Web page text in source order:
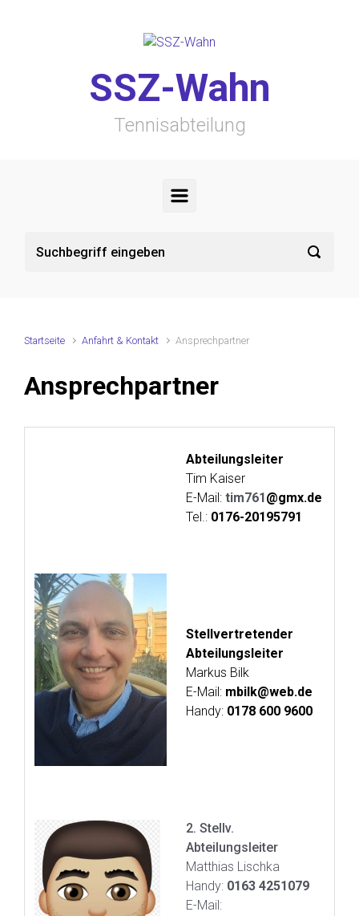
SSZ-Wahn
Tennisabteilung
Startseite Anfahrt & Kontakt Ansprechpartner
Ansprechpartner
Abteilungsleiter
Tim Kaiser
E-Mail: tim761@gmx.de
Tel.: 0176-20195791
Stellvertretender
Abteilungsleiter
Markus Bilk
E-Mail: mbilk@web.de
Handy: 0178 600 9600
2. Stellv.
Abteilungsleiter
Matthias Lischka
Handy: 0163 4251079
E-Mail: